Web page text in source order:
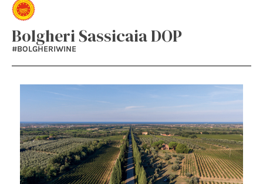
Bolgheri Sassicaia DOP
#BOLGHERIWINE